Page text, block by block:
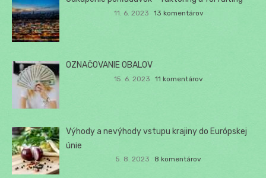
11. 6. 2023 13 komentárov
OZNAČOVANIE OBALOV
15. 6. 2023 11 komentárov
Výhody a nevýhody vstupu krajiny do Európskej
únie
5. 8. 2023 8 komentárov